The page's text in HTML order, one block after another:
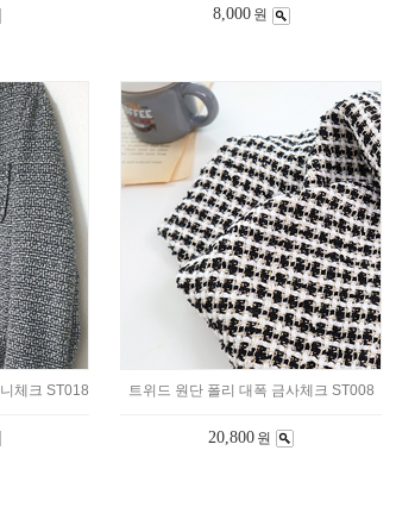
8,000 원
체크 ST018 트위드 원단 폴리 대폭 금사체크 ST008
20,800 원